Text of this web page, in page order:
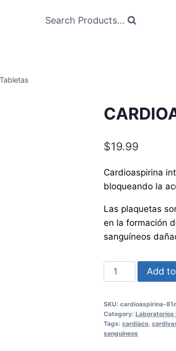
Search Products...
$19.99
Cardioaspirina
bloqueando la
Las plaquetas
en la formación
sanguíneos
CARDIOASPIRINA
81MG
Tabletas
quantity
Add
SKU: cardioaspirina-
Category: Laboratorios
Tags: cardíaco,
sanguíneos